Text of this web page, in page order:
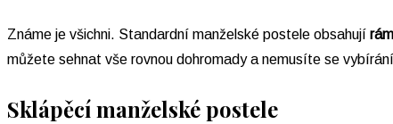
Známe je všichni. Standardní manželské postele obsahují
můžete sehnat vše rovnou dohromady a nemusíte se
Sklápěcí manželské postele